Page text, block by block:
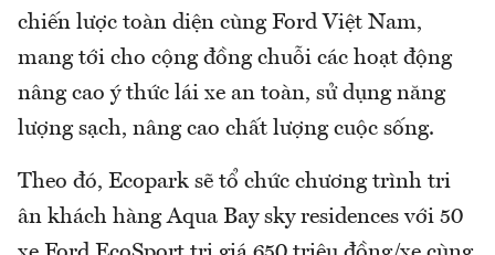
chiến lược toàn diện cùng Ford Việt Nam,
mang tới cho cộng đồng chuỗi các hoạt động
nâng cao ý thức lái xe an toàn, sử dụng năng
lượng sạch, nâng cao chất lượng cuộc sống.
Theo đó, Ecopark sẽ tổ chức chương trình tri
ân khách hàng Aqua Bay sky residences với 50